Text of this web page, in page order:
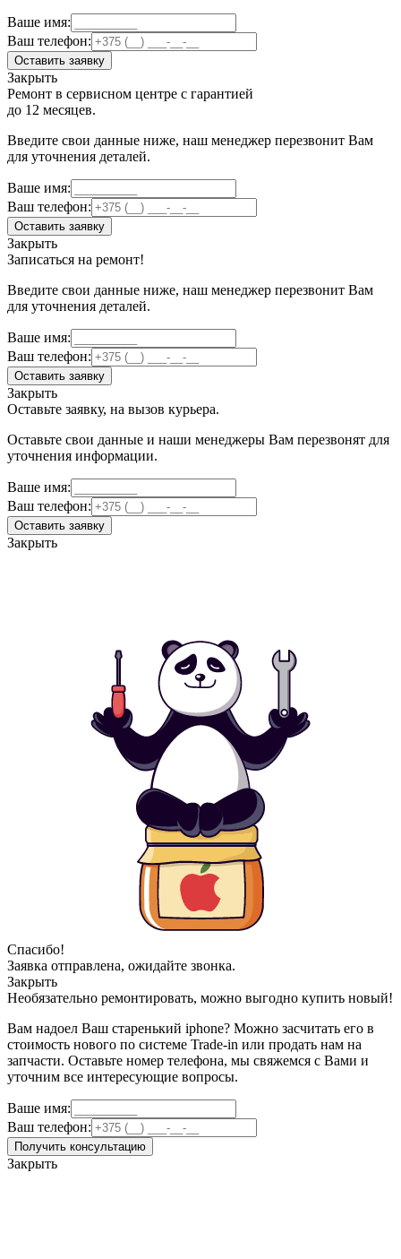
Ваше имя:
Ваш телефон:
Оставить заявку
Закрыть
Ремонт в сервисном центре с гарантией
до 12 месяцев.
Введите свои данные ниже, наш менеджер перезвонит Вам
для уточнения деталей.
Ваше имя:
Ваш телефон:
Оставить заявку
Закрыть
Записаться на ремонт!
Введите свои данные ниже, наш менеджер перезвонит Вам
для уточнения деталей.
Ваше имя:
Ваш телефон:
Оставить заявку
Закрыть
Оставьте заявку, на вызов курьера.
Оставьте свои данные и наши менеджеры Вам перезвонят для
уточнения информации.
Ваше имя:
Ваш телефон:
Оставить заявку
Закрыть
Спасибо!
Заявка отправлена, ожидайте звонка.
Закрыть
Необязательно ремонтировать, можно выгодно купить новый!
Вам надоел Ваш старенький iphone? Можно засчитать его в
стоимость нового по системе Trade-in или продать нам на
запчасти. Оставьте номер телефона, мы свяжемся с Вами и
уточним все интересующие вопросы.
Ваше имя:
Ваш телефон:
Получить консультацию
Закрыть